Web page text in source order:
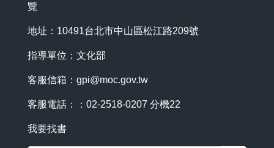
覽
地址：10491台北市中山區松江路209號
指導單位：文化部
客服信箱： gpi@moc.gov.tw
客服電話：：02-2518-0207 分機22
我要找書